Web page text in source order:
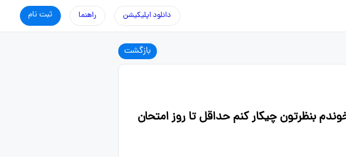
ثبت نام راهنما دانلود اپلیکیشن
بازگشت
بنظرتون چیکار کنم حداقل تا روز امتحان